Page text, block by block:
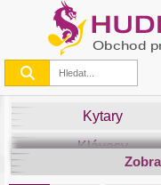
Kytary
Klávesy
Smyčce